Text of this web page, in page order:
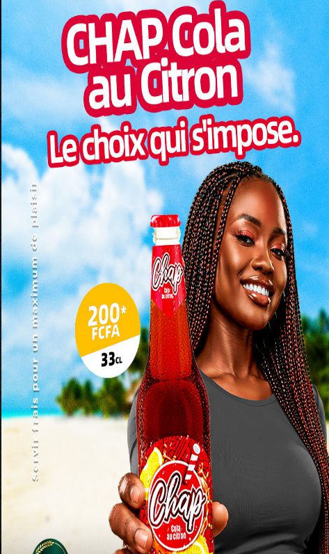
britannique, offre aux étudiants et jeunes
professionnels la possibilité de poursuivre un
Master auRoyaume-Uni.
au Commonwealth en 2022, le pays bénéficie de cette
depuis 2023. Les bourses visent à renforcer les compétences
leur retour pour contribuer au développement
: critères et procédure de
aux candidats
années d’expériences
diplôme de premier cycle.
à regagner le Togo
de deux ans à l’issue de leur
déjà étudié au Royaume-Uni
par Londres.
de l’économie numérique
comprend deux étapes
une demande
britanniques, puis postuler à au moins trois
sur le site officiel Chevening.org/find-a-course. En
remplir le formulaire dédié à la bourse sur
Avec les bourses Chevening, les autorités